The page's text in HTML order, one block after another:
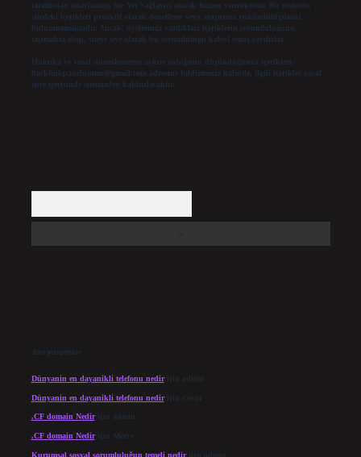
tarafından onaylanmış bir Yer Sağlayıcı olarak hizmet vermektedir. Bu nedenle,
sitedeki içerikleri proaktif olarak denetleme veya araştırma yükümlülüğümüz
bulunmamaktadır. Ancak, üyelerimiz yazdıkları içeriklerin sorumluluğunu
taşımakta olup, siteye üye olarak bu sorumluluğu kabul etmiş sayılırlar.
Hukuka ve yasal düzenlemelere aykırı olduğunu düşündüğünüz içerikleri,
backlinkpanelicomtr@gmail.comadresine bildirmeniz halinde, ilgili içerikler yasal
süre içerisinde sitemizden kaldırılacaktır.
Son yorumlar
Dünyanin en dayanikli telefonu nediriçin admin
Dünyanin en dayanikli telefonu nediriçin Cesur
.CF domain Nediriçin admin
.CF domain Nediriçin Merve
Kurumsal sosyal sorumluluğun temeli nediriçin admin